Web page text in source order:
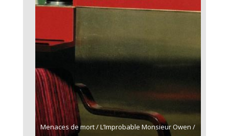
Menaces de mort / L’Improbable Monsieur Owen /